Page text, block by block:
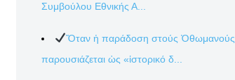
Συμβούλου Εθνικής Α...
Ὅταν ἡ παράδοση στούς Ὀθωμανούς
παρουσιάζεται ὡς «ἱστορικό δ...